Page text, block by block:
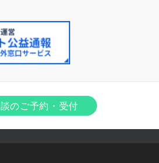
のご予約・受付